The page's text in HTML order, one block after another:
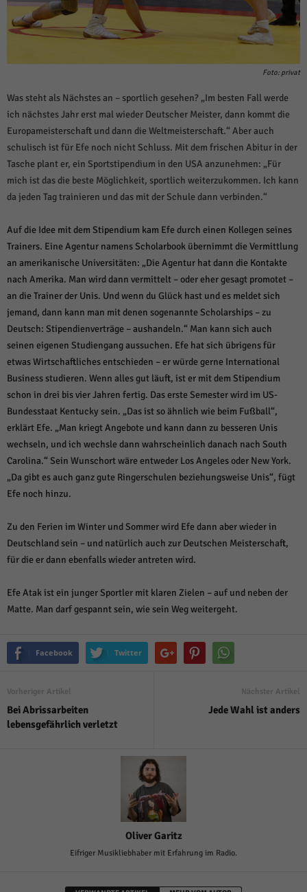
Foto: privat
Was steht als Nächstes an – sportlich gesehen? „Im besten Fall werde
ich nächstes Jahr erst mal wieder Deutscher Meister, dann kommt die
Europameisterschaft und dann die Weltmeisterschaft.“ Aber auch
schulisch ist für Efe noch nicht Schluss. Mit dem frischen Abitur in der
Tasche plant er, ein Sportstipendium in den USA anzunehmen: „Für
mich ist das die beste Möglichkeit, sportlich weiterzukommen. Ich kann
da jeden Tag trainieren und das mit der Schule dann verbinden.“
Auf die Idee mit dem Stipendium kam Efe durch einen Kollegen seines
Trainers. Eine Agentur namens Scholarbook übernimmt die Vermittlung
an amerikanische Universitäten: „Die Agentur hat dann die Kontakte
nach Amerika. Man wird dann vermittelt – oder eher gesagt promotet –
an die Trainer der Unis. Und wenn du Glück hast und es meldet sich
jemand, dann kann man mit denen sogenannte Scholarships – zu
Deutsch: Stipendienverträge – aushandeln.“ Man kann sich auch
seinen eigenen Studiengang aussuchen. Efe hat sich übrigens für
etwas Wirtschaftliches entschieden – er würde gerne International
Business studieren. Wenn alles gut läuft, ist er mit dem Stipendium
schon in drei bis vier Jahren fertig. Das erste Semester wird im US-
Bundesstaat Kentucky sein. „Das ist so ähnlich wie beim Fußball“,
erklärt Efe. „Man kriegt Angebote und kann dann zu besseren Unis
wechseln, und ich wechsle dann wahrscheinlich danach nach South
Carolina.“ Sein Wunschort wäre entweder Los Angeles oder New York.
„Da gibt es auch ganz gute Ringerschulen beziehungsweise Unis“, fügt
Efe noch hinzu.
Zu den Ferien im Winter und Sommer wird Efe dann aber wieder in
Deutschland sein – und natürlich auch zur Deutschen Meisterschaft,
für die er dann ebenfalls wieder antreten wird.
Efe Atak ist ein junger Sportler mit klaren Zielen – auf und neben der
Matte. Man darf gespannt sein, wie sein Weg weitergeht.
Facebook Twitter
Vorheriger Artikel
Bei Abrissarbeiten
lebensgefährlich verletzt
Nächster Artikel
Jede Wahl ist anders
Oliver Garitz
Eifriger Musikliebhaber mit Erfahrung im Radio.